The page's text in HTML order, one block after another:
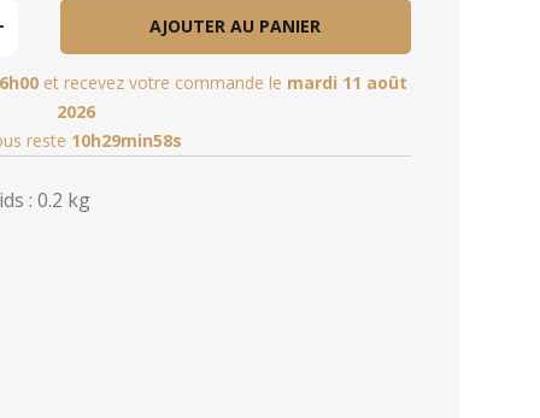
AJOUTER AU PANIER
et recevez votre commande le mardi 11 août
2026
reste 10h29min56s
: 0.2 kg